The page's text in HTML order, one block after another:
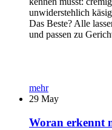
unwiderstehlich
Das Beste? Alle
und passen zu
mehr
29 May
Woran erkennt